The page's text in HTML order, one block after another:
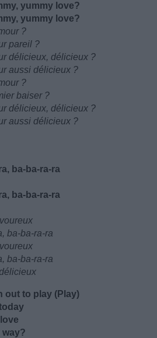
yummy love?
yummy love?
?
pareil ?
délicieux, délicieux ?
aussi délicieux ?
?
baiser ?
délicieux, délicieux ?
aussi délicieux ?
ba-ba-ra-ra
ba-ba-ra-ra
ba-ba-ra-ra
ba-ba-ra-ra
out to play (Play)